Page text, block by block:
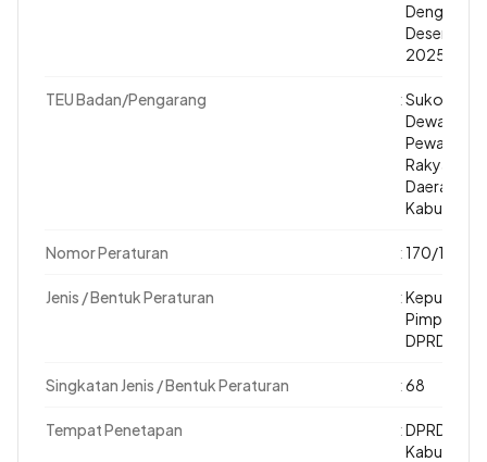
Dengan 1
Desember
2025
TEU Badan/Pengarang :Sukoharjo.
Dewan
Pewakilan
Rakyat
Daerah
Kabupaten
Nomor Peraturan :170/19
Jenis / Bentuk Peraturan :Keputusan
Pimpinan
DPRD
Singkatan Jenis / Bentuk Peraturan :68
Tempat Penetapan :DPRD
Kabupaten